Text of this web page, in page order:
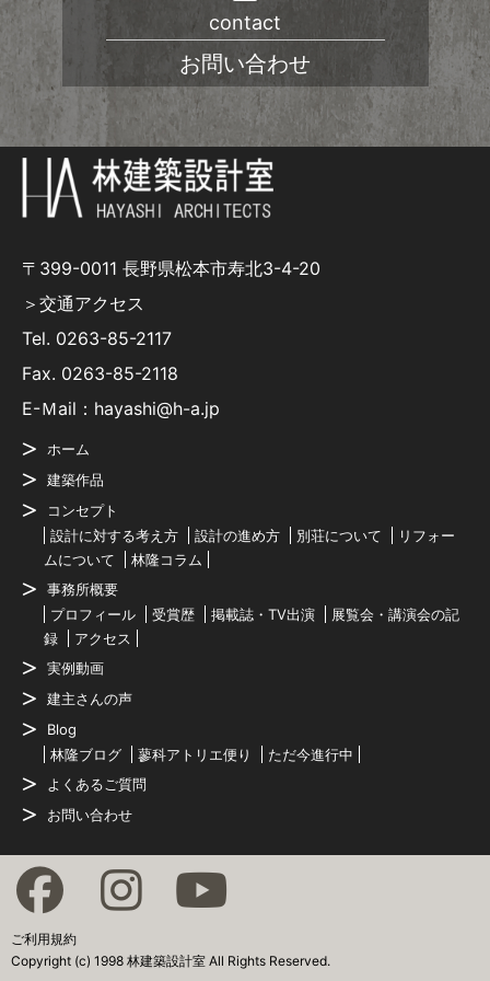
contact
お問い合わせ
〒399-0011 長野県松本市寿北3-4-20
＞交通アクセス
Tel. 0263-85-2117
Fax. 0263-85-2118
E-Ｍail：hayashi@h-a.jp
ホーム
建築作品
コンセプト
設計に対する考え方
設計の進め方 別荘について
リフォー
ムについて
林隆コラム
事務所概要
プロフィール
受賞歴 掲載誌・TV出演
展覧会・講演会の記
録
アクセス
実例動画
建主さんの声
Blog
林隆ブログ
蓼科アトリエ便り
ただ今進行中
よくあるご質問
お問い合わせ
ご利用規約
Copyright (c) 1998 林建築設計室 All Rights Reserved.